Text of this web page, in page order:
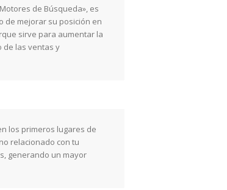
de Búsqueda», es
de mejorar su posición en
sirve para aumentar la
de las ventas y
los primeros lugares de
relacionado con tu
generando un mayor